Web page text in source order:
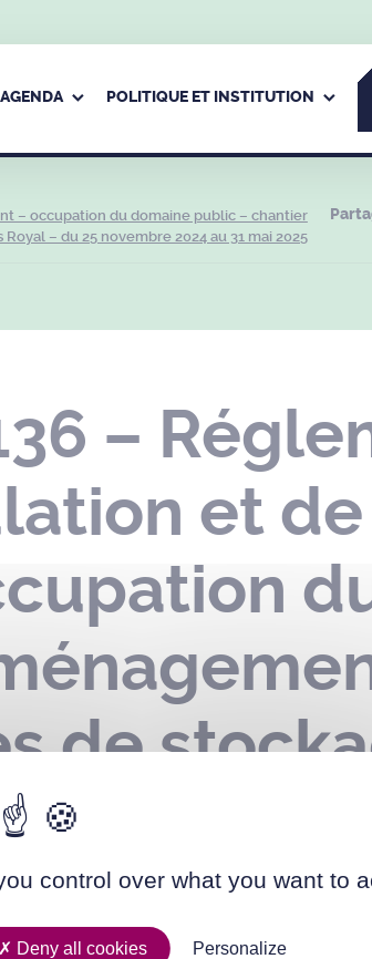
POLITIQUE ET INSTITUTION
– occupation du domaine public – chantier
– du 25 novembre 2024 au 31 mai 2025
–
et de
de
Palais
31 mai
control over what you want to
Deny all cookies Personalize